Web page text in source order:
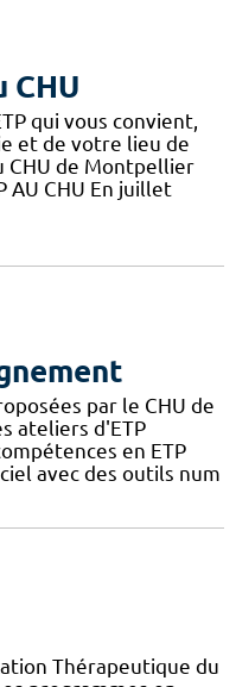
CHU
qui vous convient,
et de votre lieu de
CHU de Montpellier
AU CHU En juillet
par le CHU de
ateliers d'ETP
en ETP
avec des outils num
Thérapeutique du